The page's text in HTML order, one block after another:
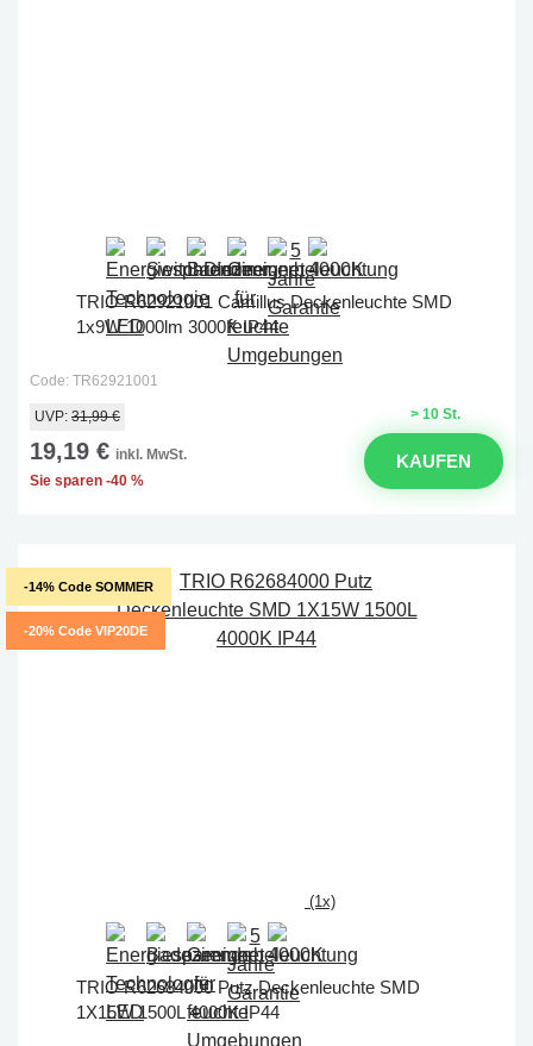
TRIO R62921001 Camillus Deckenleuchte SMD
1x9W 1000lm 3000K IP44
Code: TR62921001
> 10 St.
UVP: 31,99 €
19,19 € inkl. MwSt.
Sie sparen -40 %
KAUFEN
-14% Code SOMMER
-20% Code VIP20DE
(1x)
TRIO R62684000 Putz Deckenleuchte SMD
1X15W 1500L 4000K IP44